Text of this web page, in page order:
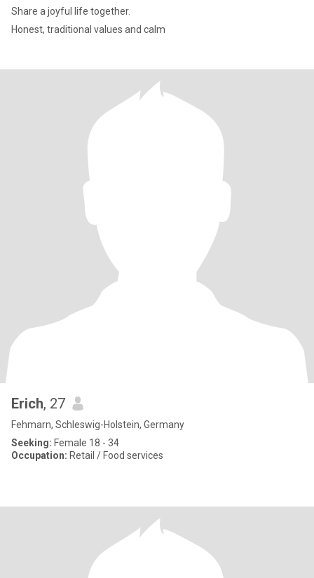
Share a joyful life together.
Honest, traditional values and calm
Erich, 27
Fehmarn, Schleswig-Holstein, Germany
Seeking: Female 18 - 34
Occupation: Retail / Food services